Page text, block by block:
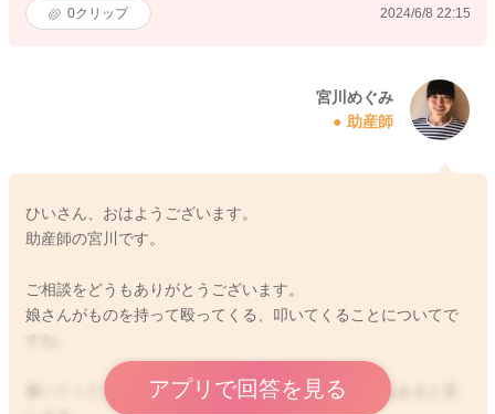
0クリップ 2024/6/8 22:15
宮川めぐみ
助産師
ひいさん、おはようございます。
助産師の宮川です。
ご相談をどうもありがとうございます。
娘さんがものを持って殴ってくる、叩いてくることについてで
書いてくださったように、反応を楽しんでいることはあると思
アプリで回答を見る